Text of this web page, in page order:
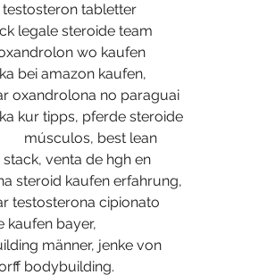
testosteron tabletter
legale steroide team
wo kaufen
bei amazon kaufen,
oxandrolona no paraguai
kur tipps, pferde steroide
músculos, best lean
venta de hgh en
steroid kaufen erfahrung,
testosterona cipionato
kaufen bayer,
männer, jenke von
bodybuilding.